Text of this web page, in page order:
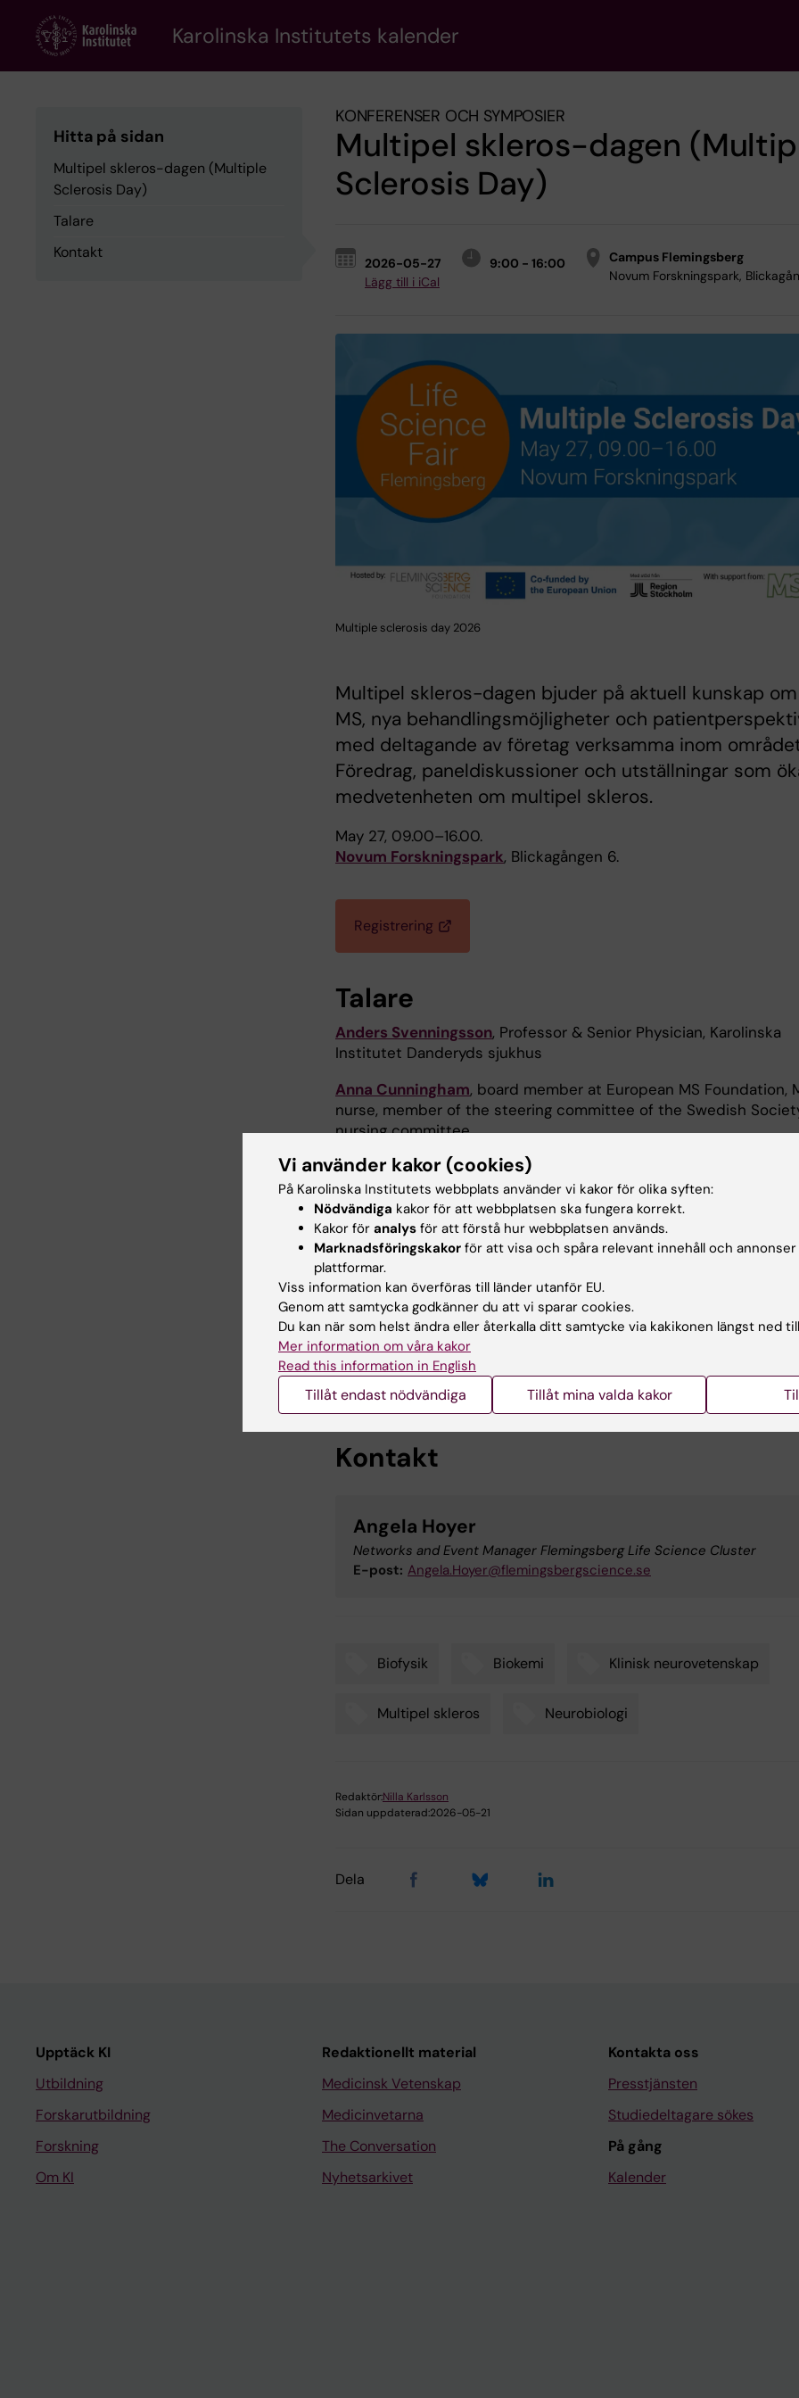
content
Karolinska Institutets kalender
Hitta på sidan
Multipel skleros-dagen (Multiple
Sclerosis Day)
Talare
Kontakt
KONFERENSER OCH SYMPOSIER
Multipel skleros-dagen
Sclerosis Day)
2026-05-27
9:00 - 16:00
Lägg till i iCal
Campus Flemingsberg
Novum Forskningspark,
Multiple sclerosis day 2026
Multipel skleros-dagen bjuder på aktuell kunskap om
MS, nya behandlingsmöjligheter och
med deltagande av företag verksamma inom
Föredrag, paneldiskussioner och utställningar som
medvetenheten om multipel skleros.
May 27, 09.00–16.00.
Novum Forskningspark, Blickagången 6.
Registrering
Talare
Anders Svenningsson, Professor & Senior Physician, Karolinska
Institutet Danderyds sjukhus
Anna Cunningham, board member at European MS Foundation,
nurse, member of the steering committee of the Swedish
nursing committee
Annica Önell, Senior Project Manager,
Eva Helmersson , President of theNeuroförbundet
Johanna Bylinder
, Phd Student and physiotherapist, Karolinska
Institutet
Leslie Rubio Rodríguez-Kirby, Postdoctoral Fellow at Karolinska
Institutet
Robert Harris, Professor of Immunotherapy in Neurological
at Karolinska Institutet
Kontakt
Angela Hoyer
Networks and Event Manager Flemingsberg Life Science Cluster
E-post: Angela.Hoyer@flemingsbergscience.se
Biofysik Biokemi Klinisk neurovetenskap
Multipel skleros Neurobiologi
Redaktör:Nilla Karlsson
Sidan uppdaterad:2026-05-21
Dela
Upptäck KI
Utbildning
Forskarutbildning
Forskning
Om KI
Redaktionellt material
Medicinsk Vetenskap
Medicinvetarna
The Conversation
Nyhetsarkivet
Kontakta oss
Presstjänsten
Studiedeltagare sökes
På gång
Kalender
Vi använder kakor (cookies)
På Karolinska Institutets webbplats använder vi kakor för olika syften:
Nödvändiga kakor för att webbplatsen ska fungera korrekt.
Kakor för analys för att förstå hur webbplatsen används.
Marknadsföringskakor för att visa och spåra relevant innehåll och
plattformar.
Viss information kan överföras till länder utanför EU.
Genom att samtycka godkänner du att vi sparar cookies.
Du kan när som helst ändra eller återkalla ditt samtycke via kakikonen längst ned
Mer information om våra kakor
Read this information in English
Tillåt endast nödvändiga Tillåt mina valda kakor